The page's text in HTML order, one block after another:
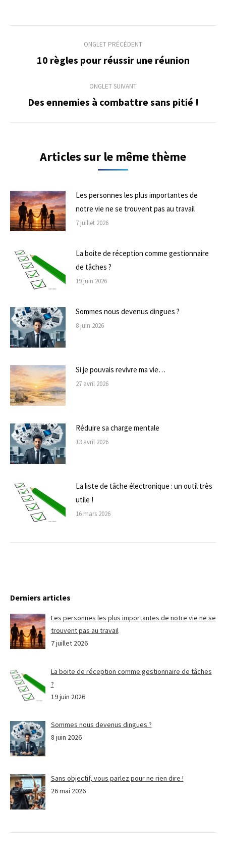
commentaire
ONGLET PRÉCÉDENT
Onglet
10 règles pour réussir une réunion
ONGLET SUIVANT
Onglet
Des ennemies à combattre sans pitié !
Articles sur le même thème
Les personnes les plus importantes de
notre vie ne se trouvent pas au travail
7 juillet 2026
La boite de réception comme gestionnaire
de tâches ?
19 juin 2026
Sommes nous devenus dingues ?
8 juin 2026
Si je pouvais revivre ma vie…
27 avril 2026
Réduire sa charge mentale
13 avril 2026
La liste de tâche électronique : un outil très
utile !
16 mars 2026
Derniers articles
Les personnes les plus importantes de notre vie ne se
trouvent pas au travail
7 juillet 2026
La boite de réception comme gestionnaire de tâches
?
19 juin 2026
Sommes nous devenus dingues ?
8 juin 2026
Sans objectif, vous parlez pour ne rien dire !
26 mai 2026